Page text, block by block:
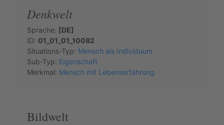
Denkwelt
Sprache: [DE]
ID: 01_01_01_10082
Situations-Typ: Mensch als Individuum
Sub-Typ: Eigenschaft
Merkmal: Mensch mit Lebenserfahrung
Bildwelt